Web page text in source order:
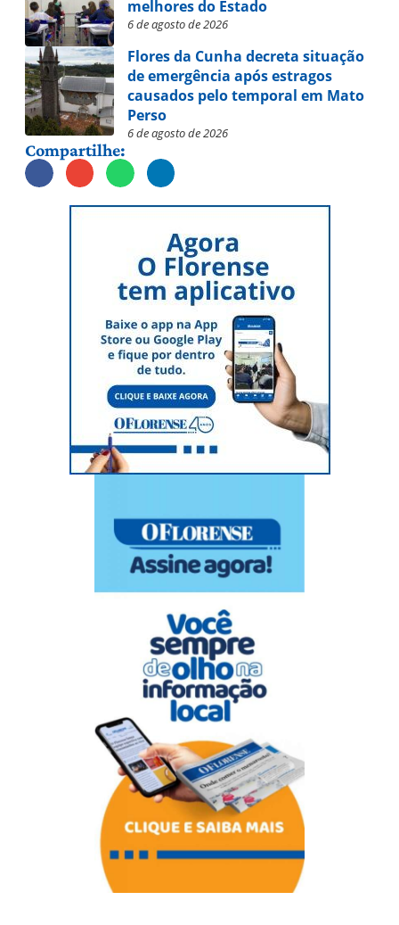
melhores do Estado
6 de agosto de 2026
Flores da Cunha decreta situação
de emergência após estragos
causados pelo temporal em Mato
Perso
6 de agosto de 2026
Compartilhe: